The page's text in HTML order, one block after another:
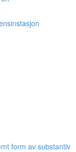
form av substantiv